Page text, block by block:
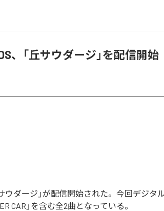
、「丘サウダージ」を配信開始
サウダージ」が配信開始された。今回デジタ
CAR」を含む全2曲となっている。